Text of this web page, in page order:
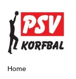
Home